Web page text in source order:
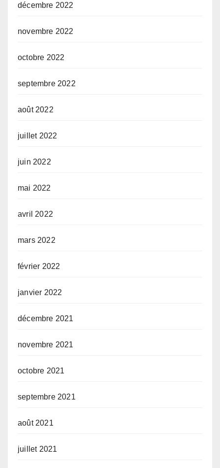
décembre 2022
novembre 2022
octobre 2022
septembre 2022
août 2022
juillet 2022
juin 2022
mai 2022
avril 2022
mars 2022
février 2022
janvier 2022
décembre 2021
novembre 2021
octobre 2021
septembre 2021
août 2021
juillet 2021